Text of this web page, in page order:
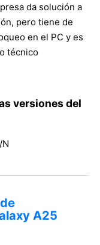
da solución a
pero tiene de
en el PC y es
técnico
versiones del
A25